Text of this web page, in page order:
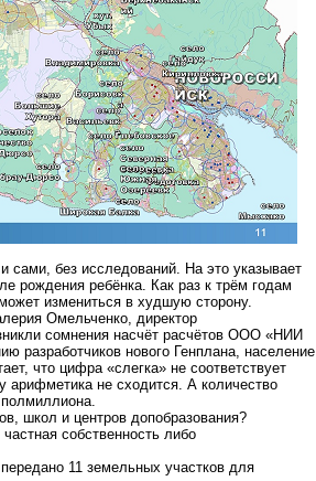
сами, без исследований. На это указывает
рождения ребёнка. Как раз к трём годам
измениться в худшую сторону.
Омельченко, директор
сомнения насчёт расчётов ООО «НИИ
разработчиков нового Генплана, население
что цифра «слегка» не соответствует
арифметика не сходится. А количество
школ и центров допобразования?
собственность либо
11 земельных участков для